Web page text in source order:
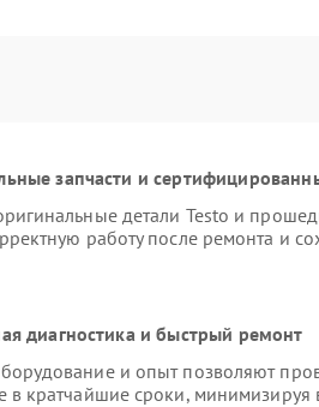
запчасти и
детали Testo и
работу после ремонта и
диагностика и быстрый ремонт
и опыт позволяют
в кратчайшие сроки, минимизируя